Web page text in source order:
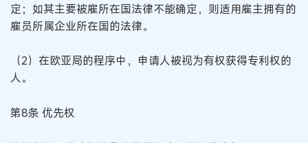
定；如其主要被雇所在国法律不能确定，则适用雇主拥有的
雇员所属企业所在国的法律。
（2）在欧亚局的程序中，申请人被视为有权获得专利权的
人。
第8条 优先权